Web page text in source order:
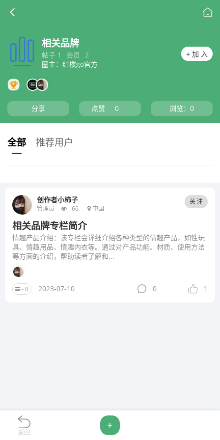
相关品牌
帖子 1 会员
2
圈主：红楼go官方
+ 加 入
分享 点赞 0 浏览： 0
全部 推荐用户
创作者小柿子
管理员 66 中国
关 注
相关品牌专栏简介
情趣产品介绍：该专栏会详细介绍各种类型的情趣产品，如性玩
具、情趣用品、情趣内衣等。通过对产品功能、材质、使用方法
等方面的介绍，帮助读者了解和...
- 0 2023-07-10 0 1
返回
+